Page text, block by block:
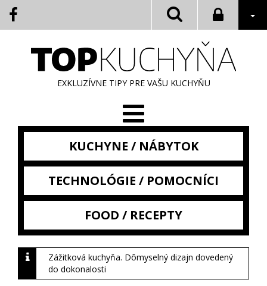
EXKLUZÍVNE TIPY PRE VAŠU KUCHYŇU
KUCHYNE / NÁBYTOK
TECHNOLÓGIE / POMOCNÍCI
FOOD / RECEPTY
Zážitková kuchyňa. Dômyselný dizajn dovedený
do dokonalosti